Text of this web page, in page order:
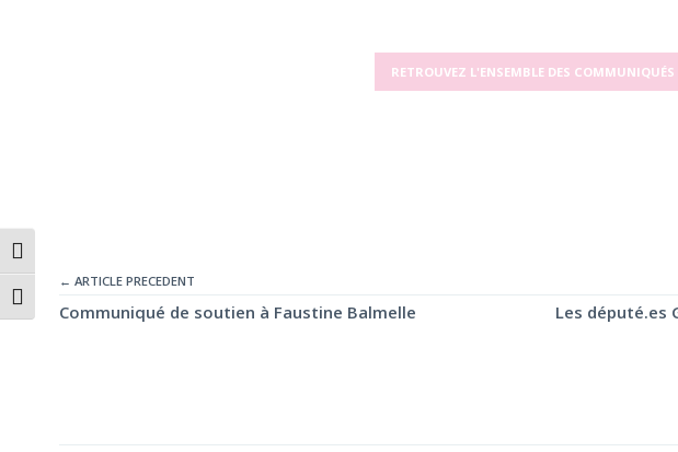
Passer en contraste élevé
Changer la taille de la police
RETROUVEZ L'ENSEMBLE DES COMMUNIQUÉS
← ARTICLE PRECEDENT
Communiqué de soutien à Faustine Balmelle Les député.es